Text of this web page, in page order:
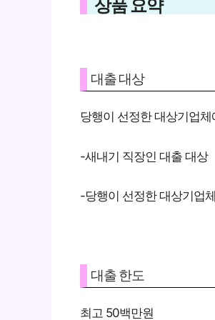
상품 요약
대출 대상
당행이 선정한 대상기업
-새내기 직장인 대출 대상
-당행이 선정한 대상기업
대출 한도
최고 50백만원